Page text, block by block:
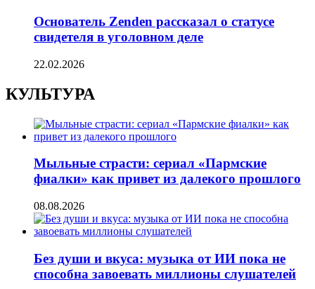
Основатель Zenden рассказал о статусе
свидетеля в уголовном деле
22.02.2026
КУЛЬТУРА
Мыльные страсти: сериал «Пармские
фиалки» как привет из далекого прошлого
08.08.2026
Без души и вкуса: музыка от ИИ пока не
способна завоевать миллионы слушателей